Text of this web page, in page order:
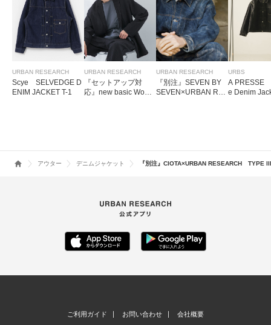
URBAN RESEARCH
Scye SELVEDGE D
ENIM JACKET T-1
URBAN RESEARCH
『セットアップ対
応』new basic Wool/
URBAN RESEARCH
『別注』SEVEN BY
SEVEN×URBAN RE
URBS
A PRESSE
e Denim
アウター デニムジャケット 『別注』CIOTA×URBAN RESEARCH TYPE
ご利用ガイド お問い合わせ 会社概要